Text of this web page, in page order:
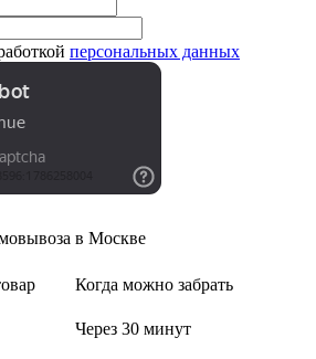
персональных данных
в Москве
Когда можно забрать
Через 30 минут